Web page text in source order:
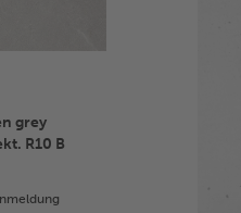
grey
rekt. R10 B